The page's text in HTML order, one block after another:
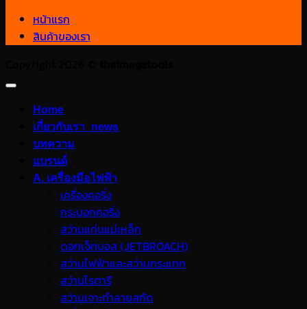
หน้าแรก
สินค้าของเรา
Home
เกี่ยวกับเรา_news
บทความ
แบรนด์
A. เครื่องมือไฟฟ้า
เครื่องคอริ่ง
กระบอกคอริ่ง
สว่านแท่นแม่เหล็ก
ดอกเจ็ทบอส (JETBROACH)
สว่านไฟฟ้าและสว่านกระแทก
สว่านโรตารี
สว่านเจาะทำลายสกัด